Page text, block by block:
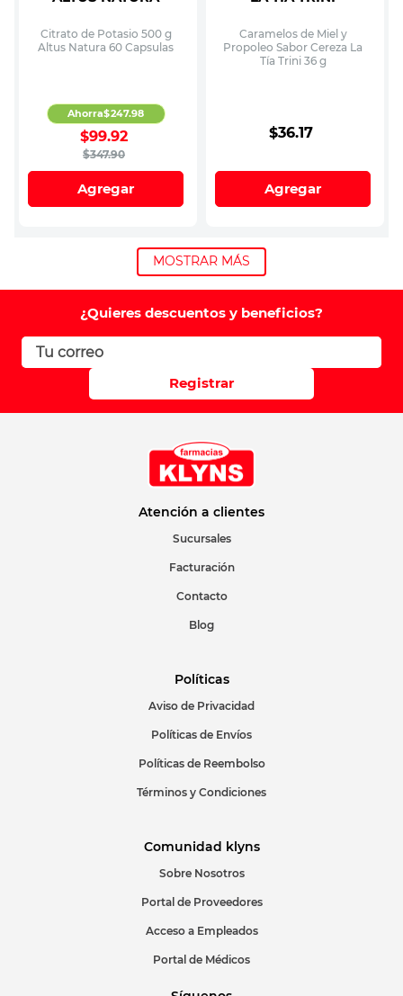
Citrato de Potasio 500 g
Altus Natura 60 Capsulas
$347.90
$99.92
Ahorra$247.98
Agregar
Caramelos de Miel y
Propoleo Sabor Cereza La
Tía Trini 36 g
$36.17
Agregar
MOSTRAR MÁS
¿Quieres descuentos y beneficios?
Registrar
Atención a clientes
Sucursales
Facturación
Contacto
Blog
Políticas
Aviso de Privacidad
Políticas de Envíos
Políticas de Reembolso
Términos y Condiciones
Comunidad klyns
Sobre Nosotros
Portal de Proveedores
Acceso a Empleados
Portal de Médicos